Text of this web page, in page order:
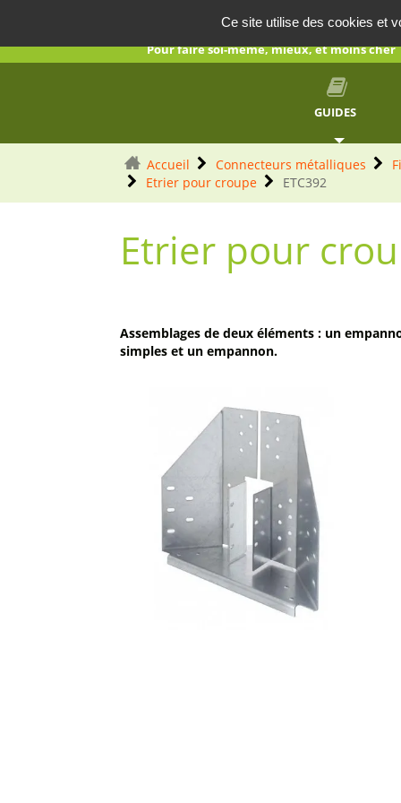
Pour faire soi-même, mieux, et moins cher
AUTOCONSTRUCTION
GUIDES
Accueil Connecteurs métalliques
Etrier pour croupe
ETC392
Etrier pour
Assemblages de deux éléments : un
simples et un empannon.
Ce site utilise des cookies et